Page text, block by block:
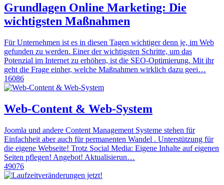
Grundlagen Online Marketing: Die
wichtigsten Maßnahmen
Für Unternehmen ist es in diesen Tagen wichtiger denn je, im Web
gefunden zu werden. Einer der wichtigsten Schritte, um das
Potenzial im Internet zu erhöhen, ist die SEO-Optimierung. Mit ihr
geht die Frage einher, welche Maßnahmen wirklich dazu geei…
16086
Web-Content & Web-System
Joomla und andere Content Management Systeme stehen für
Einfachheit aber auch für permanenten Wandel . Unterstützung für
die eigene Webseite! Trotz Social Media: Eigene Inhalte auf eigenen
Seiten pflegen! Angebot! Aktualisierun…
49076